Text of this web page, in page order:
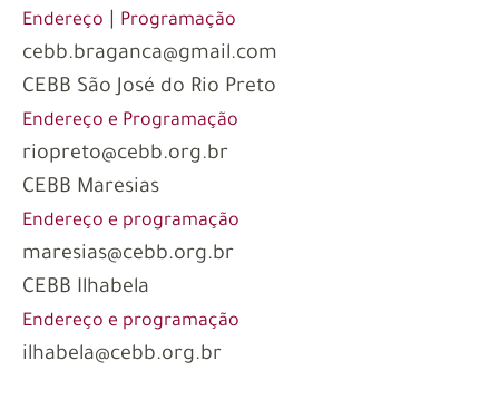
Endereço Programação
cebb.braganca@gmail.com
CEBB São José do Rio Preto
Endereço e Programação
riopreto@cebb.org.br
CEBB Maresias
Endereço e programação
maresias@cebb.org.br
CEBB Ilhabela
Endereço e programação
ilhabela@cebb.org.br